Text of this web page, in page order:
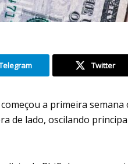
Twitter
a primeira
de lado, oscilando